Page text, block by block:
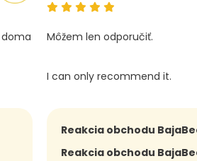
doma
Môžem len odporučiť.
I can only recommend it.
Reakcia obchodu
Reakcia obchodu